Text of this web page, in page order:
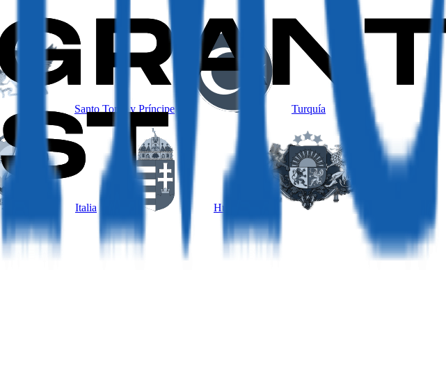
Santo Tomé y Príncipe
Turquía
Italia Hungría